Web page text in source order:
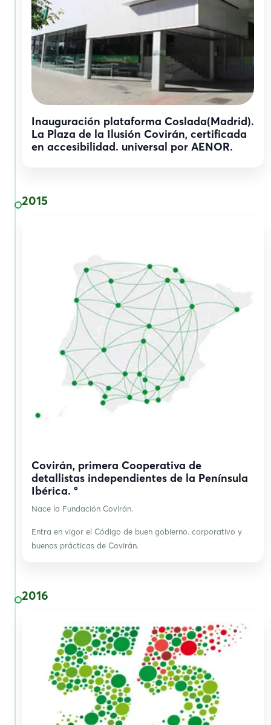
Inauguración plataforma Coslada(Madrid).
La Plaza de la Ilusión Covirán, certificada
en accesibilidad. universal por AENOR.
2015
Covirán, primera Cooperativa de
detallistas independientes de la Península
Ibérica. º
Nace la Fundación Covirán.
Entra en vigor el Código de buen gobierno. corporativo y
buenas prácticas de Covirán.
2016